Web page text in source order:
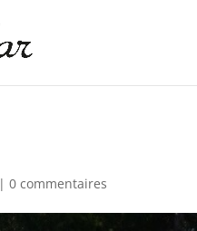
|0 commentaires